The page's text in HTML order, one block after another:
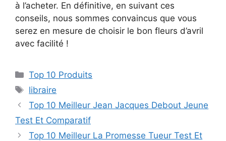
à l’acheter. En définitive, en suivant ces
conseils, nous sommes convaincus que vous
serez en mesure de choisir le bon fleurs d’avril
avec facilité !
Top 10 Produits
libraire
Top 10 Meilleur Jean Jacques Debout Jeune
Test Et Comparatif
Top 10 Meilleur La Promesse Tueur Test Et